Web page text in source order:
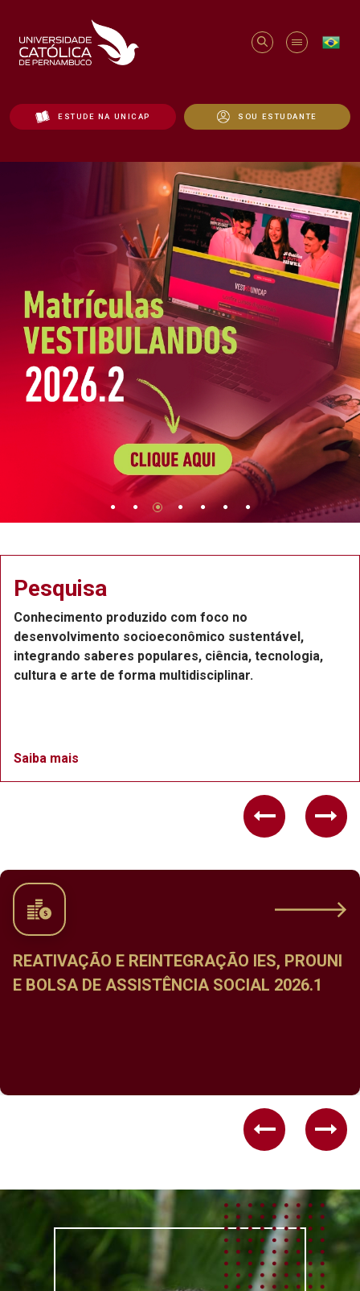
ESTUDE NA UNICAP SOU ESTUDANTE
Pesquisa
Conhecimento produzido com foco no
desenvolvimento socioeconômico sustentável,
integrando saberes populares, ciência, tecnologia,
cultura e arte de forma multidisciplinar.
Saiba mais
Previous
REATIVAÇÃO E REINTEGRAÇÃO IES, PROUNI
E BOLSA DE ASSISTÊNCIA SOCIAL 2026.1
Previous